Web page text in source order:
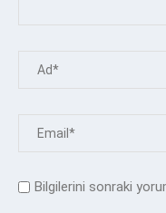
Bilgilerini sonraki